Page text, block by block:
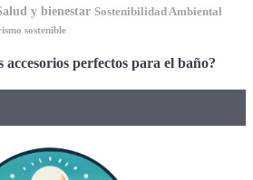
y bienestar Sostenibilidad Ambiental
sostenible
accesorios perfectos para el baño?